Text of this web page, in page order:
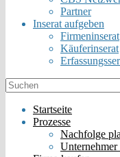
Partner
Inserat aufgeben
Firmeninserat
Käuferinserat
Startseite
Prozesse
Nachfolge
Unternehmer